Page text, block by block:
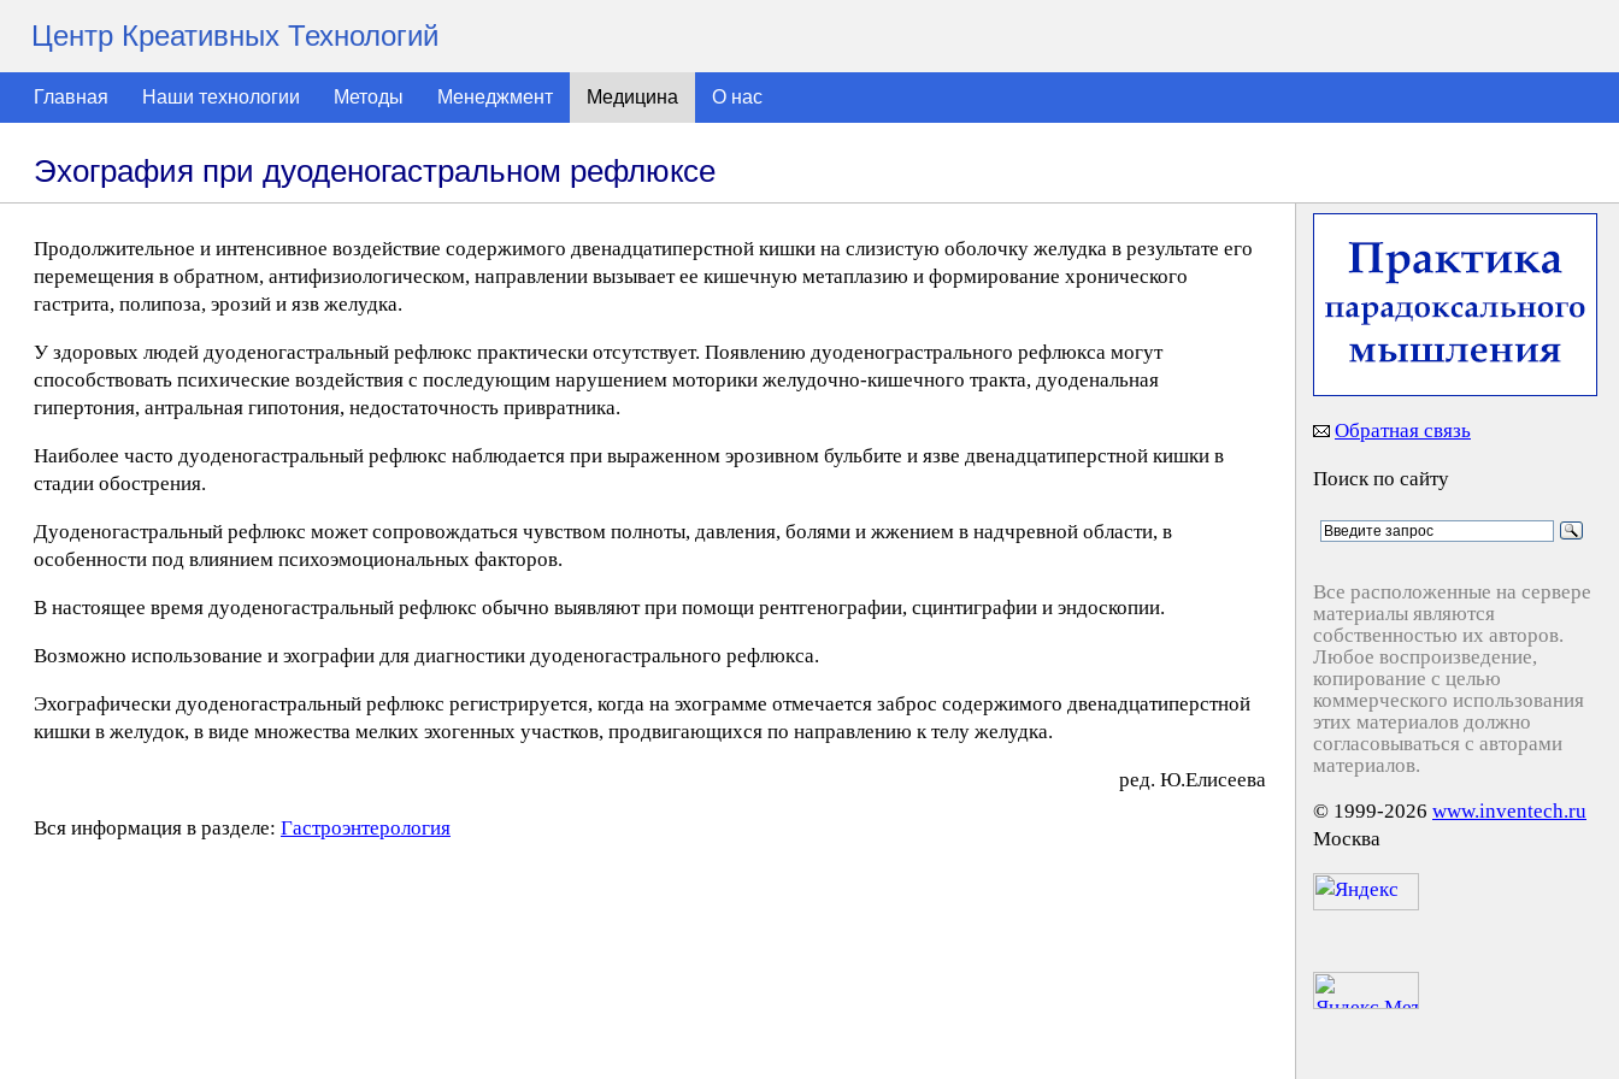
Центр Креативных Технологий
Главная Наши технологии Методы Менеджмент Медицина О нас
Эхография при дуоденогастральном рефлюксе
Продолжительное и интенсивное воздействие содержимого двенадцатиперстной кишки на слизистую оболочку желудка в результате его
перемещения в обратном, антифизиологическом, направлении вызывает ее кишечную метаплазию и формирование хронического
гастрита, полипоза, эрозий и язв желудка.
У здоровых людей дуоденогастральный рефлюкс практически отсутствует. Появлению дуоденограстрального рефлюкса могут
способствовать психические воздействия с последующим нарушением моторики желудочно-кишечного тракта, дуоденальная
гипертония, антральная гипотония, недостаточность привратника.
Наиболее часто дуоденогастральный рефлюкс наблюдается при выраженном эрозивном бульбите и язве двенадцатиперстной кишки в
стадии обострения.
Дуоденогастральный рефлюкс может сопровождаться чувством полноты, давления, болями и жжением в надчревной области, в
особенности под влиянием психоэмоциональных факторов.
В настоящее время дуоденогастральный рефлюкс обычно выявляют при помощи рентгенографии, сцинтиграфии и эндоскопии.
Возможно использование и эхографии для диагностики дуоденогастрального рефлюкса.
Эхографически дуоденогастральный рефлюкс регистрируется, когда на эхограмме отмечается заброс содержимого двенадцатиперстной
кишки в желудок, в виде множества мелких эхогенных участков, продвигающихся по направлению к телу желудка.
peд. Ю.Eлиceeвa
Вся информация в разделе: Гастроэнтерология
Обратная связь
Поиск по сайту
Все расположенные на сервере
материалы являются
собственностью их авторов.
Любое воспроизведение,
копирование с целью
коммерческого использования
этих материалов должно
согласовываться с авторами
материалов.
© 1999-2026 www.inventech.ru
Москва